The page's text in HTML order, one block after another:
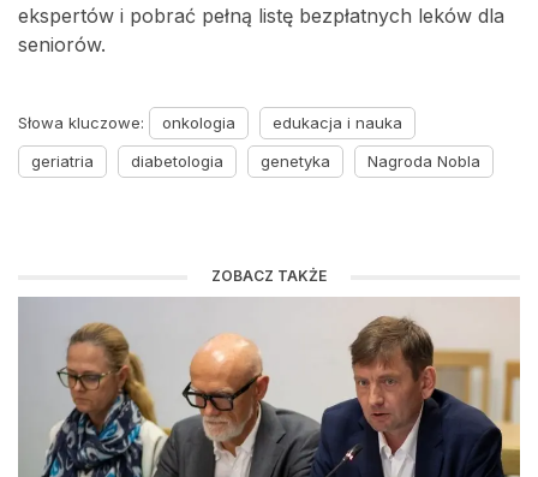
ekspertów i pobrać pełną listę bezpłatnych leków dla
seniorów.
Słowa kluczowe: onkologia
edukacja i nauka
geriatria
diabetologia genetyka Nagroda Nobla
ZOBACZ TAKŻE